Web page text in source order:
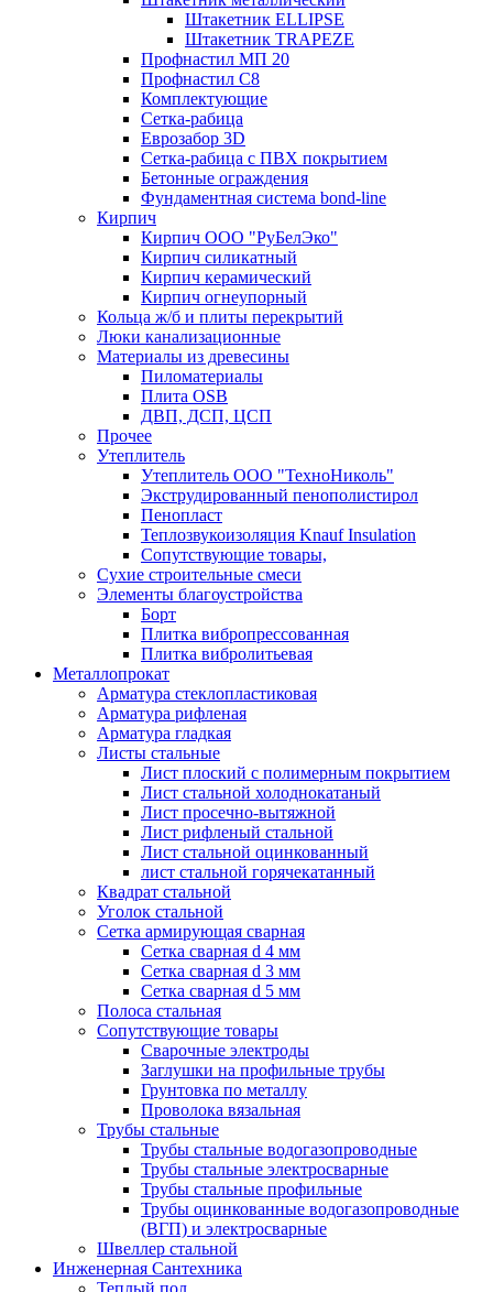
Штакетник ELLIPSE
Штакетник TRAPEZE
Профнастил МП 20
Профнастил С8
Комплектующие
Сетка-рабица
Еврозабор 3D
Сетка-рабица с ПВХ покрытием
Бетонные ограждения
Фундаментная система bond-line
Кирпич
Кирпич ООО "РуБелЭко"
Кирпич силикатный
Кирпич керамический
Кирпич огнеупорный
Кольца ж/б и плиты перекрытий
Люки канализационные
Материалы из древесины
Пиломатериалы
Плита OSB
ДВП, ДСП, ЦСП
Прочее
Утеплитель
Утеплитель ООО "ТехноНиколь"
Экструдированный пенополистирол
Пенопласт
Теплозвукоизоляция Knauf Insulation
Сопутствующие товары,
Сухие строительные смеси
Элементы благоустройства
Борт
Плитка вибропрессованная
Плитка вибролитьевая
Металлопрокат
Арматура стеклопластиковая
Арматура рифленая
Арматура гладкая
Листы стальные
Лист плоский с полимерным покрытием
Лист стальной холоднокатаный
Лист просечно-вытяжной
Лист рифленый стальной
Лист стальной оцинкованный
лист стальной горячекатанный
Квадрат стальной
Уголок стальной
Сетка армирующая сварная
Сетка сварная d 4 мм
Сетка сварная d 3 мм
Сетка сварная d 5 мм
Полоса стальная
Сопутствующие товары
Сварочные электроды
Заглушки на профильные трубы
Грунтовка по металлу
Проволока вязальная
Трубы стальные
Трубы стальные водогазопроводные
Трубы стальные электросварные
Трубы стальные профильные
Трубы оцинкованные водогазопроводные
(ВГП) и электросварные
Швеллер стальной
Инженерная Сантехника
Теплый пол